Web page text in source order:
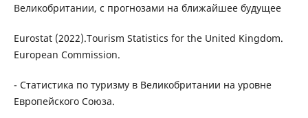
Великобритании, с прогнозами на ближайшее будущее
Eurostat (2022).Tourism Statistics for the United Kingdom.
European Commission.
- Статистика по туризму в Великобритании на уровне
Европейского Союза.